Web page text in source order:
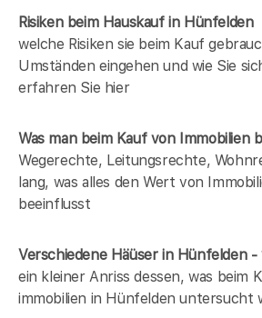
Risiken beim Hauskaufin Hünfelden
welche Risiken sie beim Kauf
Umständen eingehen und wie Sie
erfahren Sie hier
Was man beim Kauf von Immobilien
Wegerechte, Leitungsrechte,
lang, was alles den Wert von
beeinflusst
Verschiedene Häüser in Hünfelden
ein kleiner Anriss dessen, was beim
immobilien in Hünfelden untersucht